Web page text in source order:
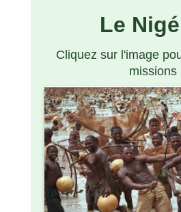
Le
Cliquez sur l'image
missions